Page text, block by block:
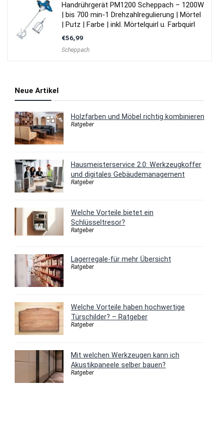
Handrührgerät PM1200 Scheppach – 1200W
| bis 700 min-1 Drehzahlregulierung | Mörtel
| Putz | Farbe | inkl. Mörtelquirl u. Farbquirl
€56,99
Scheppach
Neue Artikel
Holzfarben und Möbel richtig kombinieren
Ratgeber
Hausmeisterservice 2.0: Werkzeugkoffer
und digitales Gebäudemanagement
Ratgeber
Welche Vorteile bietet ein
Schlüsseltresor?
Ratgeber
Lagerregale-für mehr Übersicht
Ratgeber
Welche Vorteile haben hochwertige
Türschilder? – Ratgeber
Ratgeber
Mit welchen Werkzeugen kann ich
Akustikpaneele selber bauen?
Ratgeber